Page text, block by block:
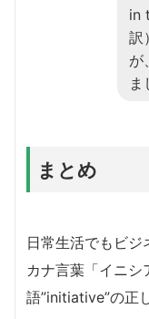
in
訳
が
ま
まとめ
日常生活でもビジ
カナ言葉「イニ
語”initiative”の正